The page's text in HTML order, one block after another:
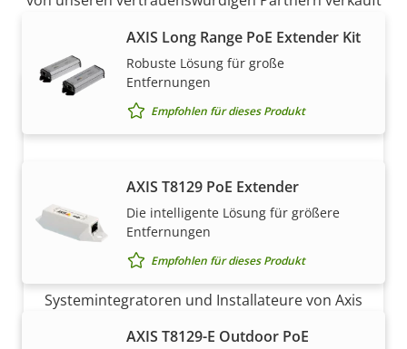
AXIS Long Range PoE Extender Kit
Robuste Lösung für große
Entfernungen
Empfohlen für dieses Produkt
AXIS T8129 PoE Extender
Die intelligente Lösung für größere
Entfernungen
Empfohlen für dieses Produkt
AXIS T8129-E Outdoor PoE
Möchten Sie Axis Produkte kaufen?
Systemintegratoren und Installateure von Axis